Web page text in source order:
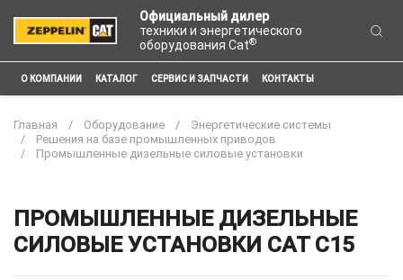
Официальный дилер
техники и энергетического
оборудования Cat®
О КОМПАНИИ КАТАЛОГ СЕРВИС И ЗАПЧАСТИ КОНТАКТЫ
Главная Оборудование
Энергетические системы
Решения на базе промышленных приводов
Промышленные дизельные силовые установки
ПРОМЫШЛЕННЫЕ ДИЗЕЛЬНЫЕ
СИЛОВЫЕ УСТАНОВКИ CAT C15